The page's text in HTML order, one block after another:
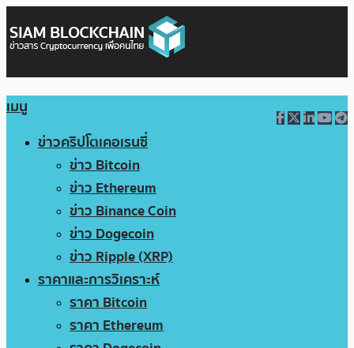
เมนู
ข่าวคริปโตเคอเรนซี่
ข่าว Bitcoin
ข่าว Ethereum
ข่าว Binance Coin
ข่าว Dogecoin
ข่าว Ripple (XRP)
ราคาและการวิเคราะห์
ราคา Bitcoin
ราคา Ethereum